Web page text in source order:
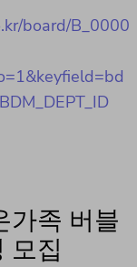
board/B_0000
가족 버블
모집